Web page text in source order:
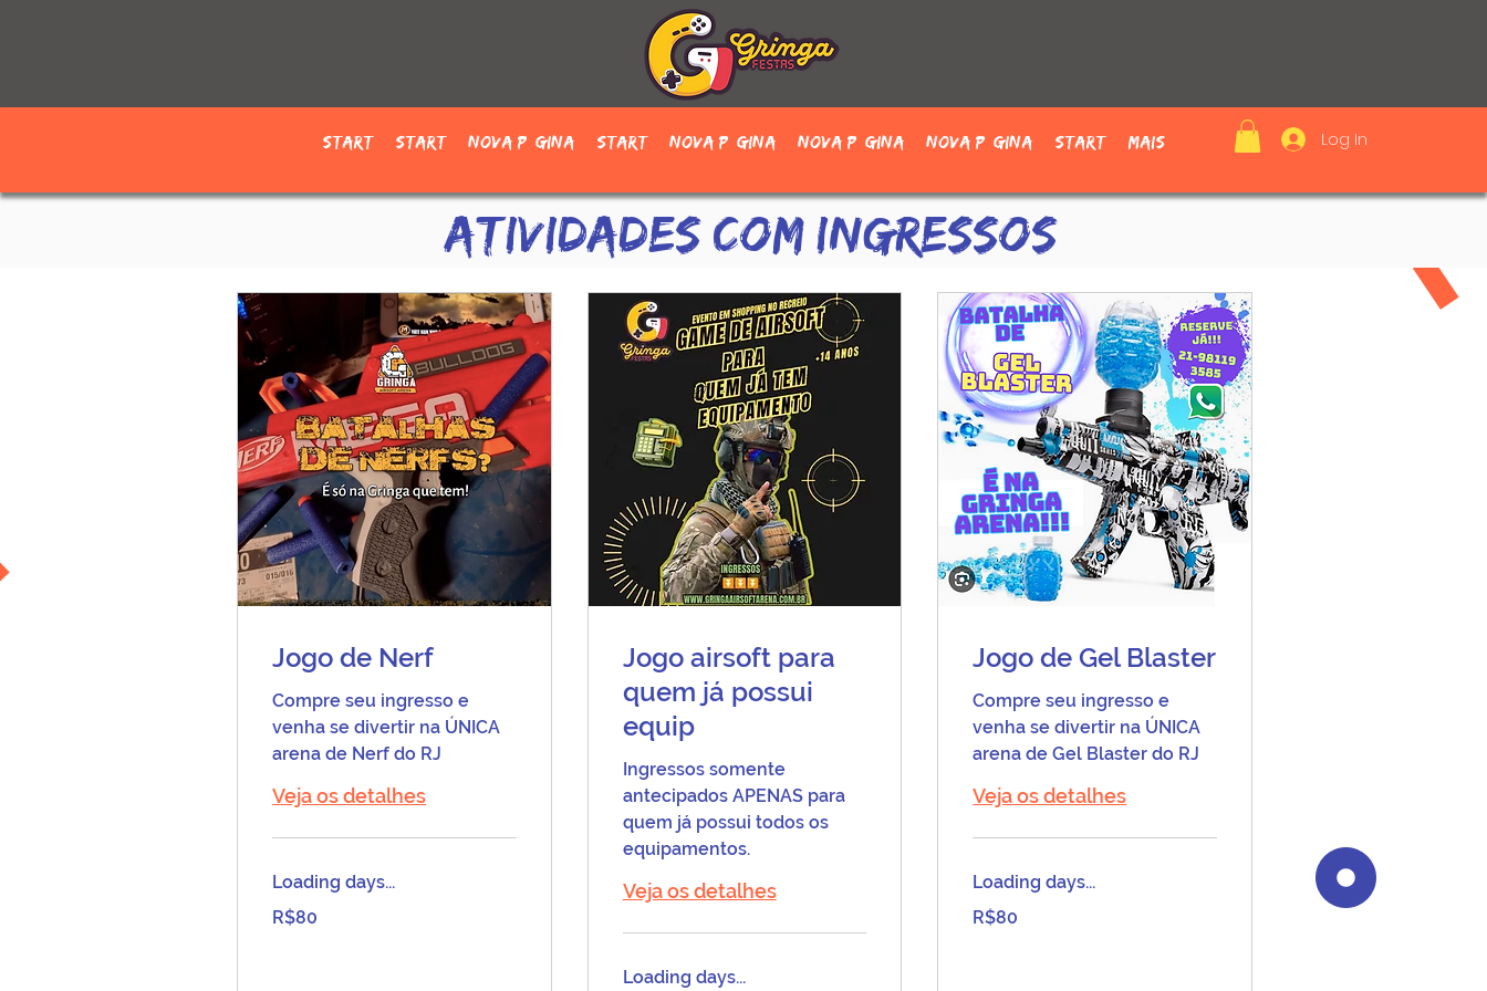
Start Start Nova página Start Nova página Nova página Nova página Start Mais Log In
ATIVIDADES COM INGRESSOS
Jogo de Nerf
Compre seu ingresso e
venha se divertir na ÚNICA
arena de Nerf do RJ
Veja os detalhes
Loading days...
Brazilian
R$80
Jogo airsoft para
quem já possui
equip
Ingressos somente
antecipados APENAS para
quem já possui todos os
equipamentos.
Veja os detalhes
Loading days...
Jogo de Gel Blaster
Compre seu ingresso e
venha se divertir na ÚNICA
arena de Gel Blaster do RJ
Veja os detalhes
Loading days...
Brazilian
R$80